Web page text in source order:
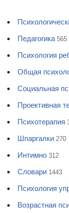
Педагогика 565
Психология
Общая
Социальная
Проективная
Психотерапия
Шпаргалки 270
Интимно 312
Словари 1443
Психология
Возрастная